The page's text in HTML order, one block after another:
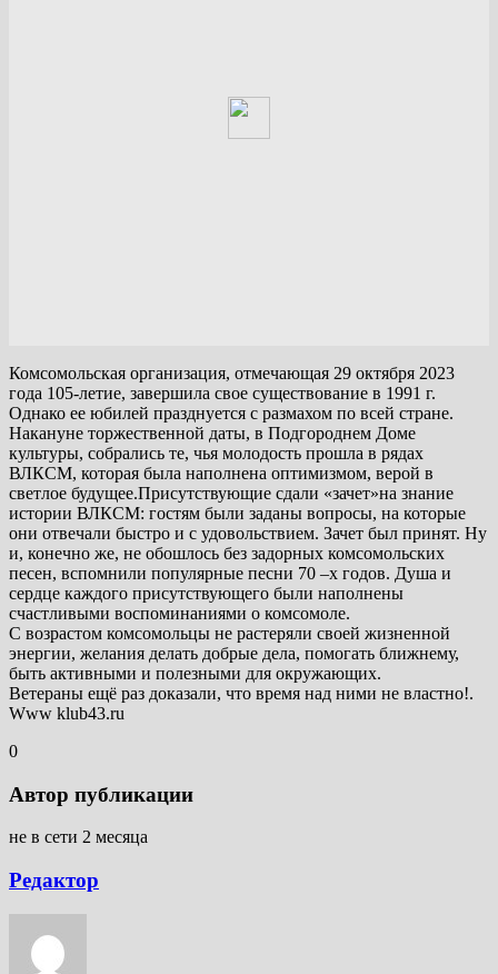
Комсомольская организация, отмечающая 29 октября 2023
года 105-летие, завершила свое существование в 1991 г.
Однако ее юбилей празднуется с размахом по всей стране.
Накануне торжественной даты, в Подгороднем Доме
культуры, собрались те, чья молодость прошла в рядах
ВЛКСМ, которая была наполнена оптимизмом, верой в
светлое будущее.Присутствующие сдали «зачет»на знание
истории ВЛКСМ: гостям были заданы вопросы, на которые
они отвечали быстро и с удовольствием. Зачет был принят. Ну
и, конечно же, не обошлось без задорных комсомольских
песен, вспомнили популярные песни 70 –х годов. Душа и
сердце каждого присутствующего были наполнены
счастливыми воспоминаниями о комсомоле.
С возрастом комсомольцы не растеряли своей жизненной
энергии, желания делать добрые дела, помогать ближнему,
быть активными и полезными для окружающих.
Ветераны ещё раз доказали, что время над ними не властно!.
Www klub43.ru
0
Автор публикации
не в сети 2 месяца
Редактор